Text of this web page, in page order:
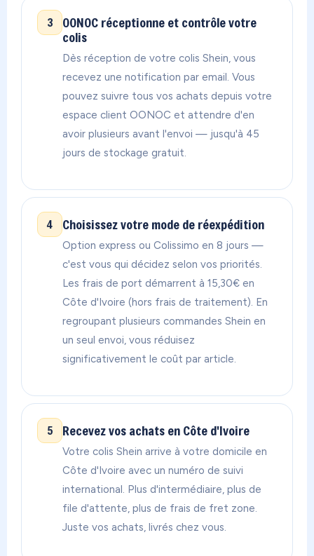
3
OONOC réceptionne et contrôle votre
colis
Dès réception de votre colis Shein, vous
recevez une notification par email. Vous
pouvez suivre tous vos achats depuis votre
espace client OONOC et attendre d'en
avoir plusieurs avant l'envoi — jusqu'à 45
jours de stockage gratuit.
4 Choisissez votre mode de réexpédition
Option express ou Colissimo en 8 jours —
c'est vous qui décidez selon vos priorités.
Les frais de port démarrent à 15,30€ en
Côte d'Ivoire (hors frais de traitement). En
regroupant plusieurs commandes Shein en
un seul envoi, vous réduisez
significativement le coût par article.
5 Recevez vos achats en Côte d'Ivoire
Votre colis Shein arrive à votre domicile en
Côte d'Ivoire avec un numéro de suivi
international. Plus d'intermédiaire, plus de
file d'attente, plus de frais de fret zone.
Juste vos achats, livrés chez vous.